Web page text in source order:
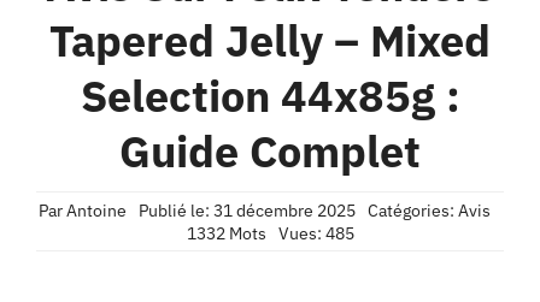
Confidentialité
Tapered Jelly – Mixed
Selection 44x85g :
Guide Complet
ParAntoine Publié le: 31 décembre 2025 Catégories: Avis
1332 Mots
Vues: 485